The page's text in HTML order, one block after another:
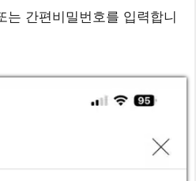
는 간편비밀번호를 입력합니